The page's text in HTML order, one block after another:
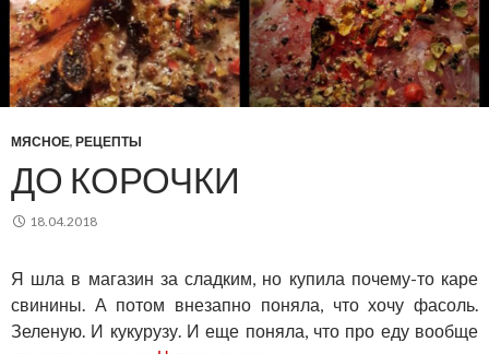
МЯСНОЕ, РЕЦЕПТЫ
ДО КОРОЧКИ
18.04.2018
Я шла в магазин за сладким, но купила почему-то каре
свинины. А потом внезапно поняла, что хочу фасоль.
Зеленую. И кукурузу. И еще поняла, что про еду вообще